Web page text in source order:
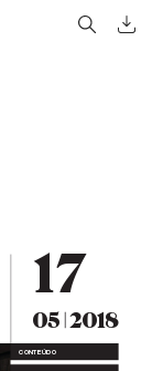
CONTEÚDO
05 2018
17